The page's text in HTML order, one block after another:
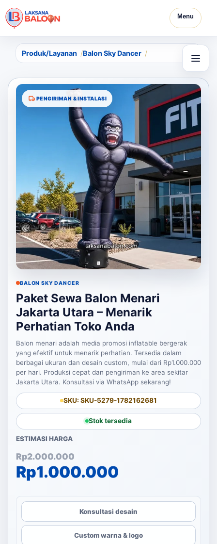
Menu
Produk/Layanan Balon Sky Dancer
PENGIRIMAN & INSTALASI
BALON SKY DANCER
Paket Sewa Balon Menari
Jakarta Utara – Menarik
Perhatian Toko Anda
Balon menari adalah media promosi inflatable bergerak
yang efektif untuk menarik perhatian. Tersedia dalam
berbagai ukuran dan desain custom, mulai dari Rp1.000.000
per hari. Produksi cepat dan pengiriman ke area sekitar
Jakarta Utara. Konsultasi via WhatsApp sekarang!
SKU: SKU-5279-1782162681
Stok tersedia
ESTIMASI HARGA
Rp2.000.000
Harga aslinya adalah:
Rp1.000.000
Harga saat ini adalah:
Konsultasi desain
Custom warna & logo